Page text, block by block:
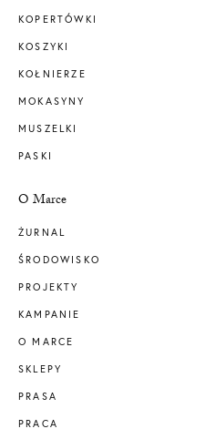
KOPERTÓWKI
KOSZYKI
KOŁNIERZE
MOKASYNY
MUSZELKI
PASKI
O Marce
ŻURNAL
ŚRODOWISKO
PROJEKTY
KAMPANIE
O MARCE
SKLEPY
PRASA
PRACA